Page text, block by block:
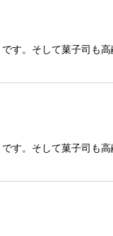
す。そして菓子司も
す。そして菓子司も